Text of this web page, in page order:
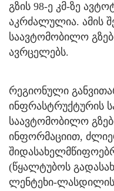
გზის 98-ე კმ-ზე
აკრძალულია. ამის
საავტომობილო
ავრცელებს.
რეგიონული
ინფრასტრუქტურის
საავტომობილო
ინფორმაციით,
(წყალტუბოს
ლენტეხი-ლასდილის